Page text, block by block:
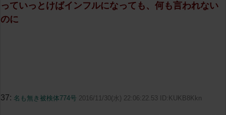
っていっとけばインフルになっても、何も言われない
のに
37: 名も無き被検体774号 2016/11/30(水) 22:06:22.53 ID:KUKB8Kkn